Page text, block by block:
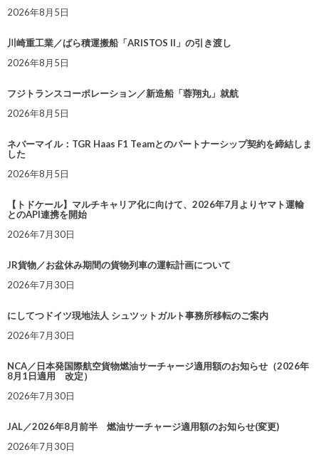
2026年8月5日
川崎重工業／ばら積運搬船「ARISTOS II」の引き渡し
2026年8月5日
フジトランスコーポレーション／新造船「蓉翔丸」就航
2026年8月5日
ネバーマイル：TGR Haas F1 Teamとのパートナーシップ契約を締結しま
した
2026年8月5日
【トドケール】マルチキャリア化に向けて、2026年7月よりヤマト運輸
とのAPI連携を開始
2026年7月30日
JR貨物／お盆休み期間の貨物列車の運転計画について
2026年7月30日
にしてつドイツ現地法人 シュツットガルト事務所移転のご案内
2026年7月30日
NCA／日本発国際航空貨物燃油サーチャージ適用額のお知らせ（2026年
8月1日適用 改定）
2026年7月30日
JAL／2026年8月前半 燃油サーチャージ適用額のお知らせ(変更)
2026年7月30日